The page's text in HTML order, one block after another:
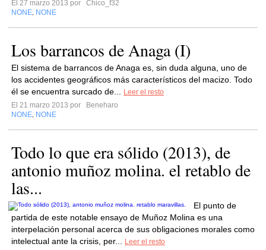
El 27 marzo 2013 por
Chico_f32
NONE NONE
Los barrancos de Anaga (I)
El sistema de barrancos de Anaga es, sin duda alguna, uno de
los accidentes geográficos más característicos del macizo. Todo
él se encuentra surcado de...
Leer el resto
El 21 marzo 2013 por
Beneharo
NONE NONE
Todo lo que era sólido (2013), de
antonio muñoz molina. el retablo de
las...
El punto de
partida de este notable ensayo de Muñoz Molina es una
interpelación personal acerca de sus obligaciones morales como
intelectual ante la crisis, per...
Leer el resto